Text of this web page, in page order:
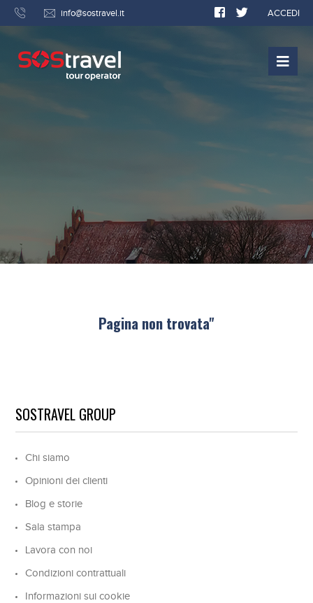
info@sostravel.it ACCEDI
Pagina non trovata"
SOSTRAVEL GROUP
Chi siamo
Opinioni dei clienti
Blog e storie
Sala stampa
Lavora con noi
Condizioni contrattuali
Informazioni sui cookie